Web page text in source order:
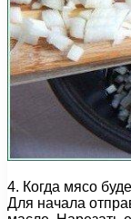
4. Когда мясо
Для начала